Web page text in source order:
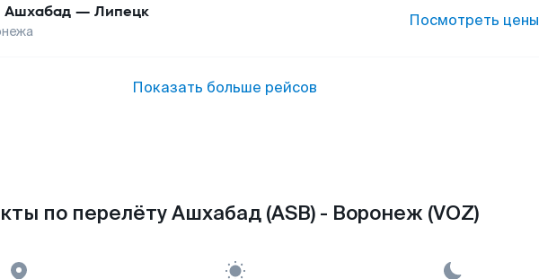
Ашхабад — Липецк Посмотреть цены
Показать больше рейсов
по перелёту Ашхабад (ASB) - Воронеж (VOZ)